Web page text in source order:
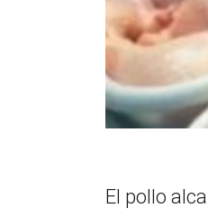
El pollo